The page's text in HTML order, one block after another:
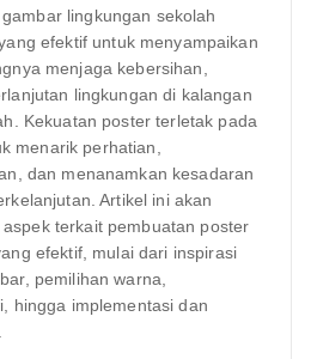
lingkungan sekolah
efektif untuk menyampaikan
menjaga kebersihan,
lingkungan di kalangan
Kekuatan poster terletak pada
menarik perhatian,
dan menanamkan kesadaran
Artikel ini akan
terkait pembuatan poster
efektif, mulai dari inspirasi
pemilihan warna,
hingga implementasi dan